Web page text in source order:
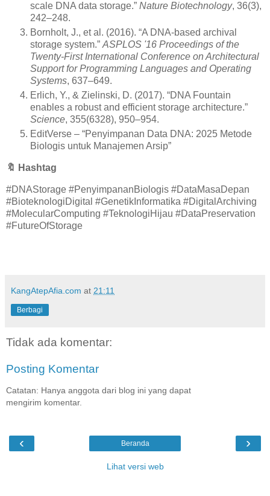
scale DNA data storage.” Nature Biotechnology, 36(3),
242–248.
Bornholt, J., et al. (2016). “A DNA-based archival
storage system.” ASPLOS '16 Proceedings of the
Twenty-First International Conference on Architectural
Support for Programming Languages and Operating
Systems, 637–649.
Erlich, Y., & Zielinski, D. (2017). “DNA Fountain
enables a robust and efficient storage architecture.”
Science, 355(6328), 950–954.
EditVerse – “Penyimpanan Data DNA: 2025 Metode
Biologis untuk Manajemen Arsip”
🔖 Hashtag
#DNAStorage #PenyimpananBiologis #DataMasaDepan
#BioteknologiDigital #GenetikInformatika #DigitalArchiving
#MolecularComputing #TeknologiHijau #DataPreservation
#FutureOfStorage
KangAtepAfia.com at 21:11
Berbagi
Tidak ada komentar:
Posting Komentar
Catatan: Hanya anggota dari blog ini yang dapat
mengirim komentar.
‹ ›
Beranda
Lihat versi web